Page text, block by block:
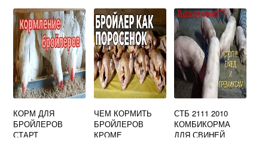
КОРМ ДЛЯ
БРОЙЛЕРОВ
СТАРТ
ЧЕМ КОРМИТЬ
БРОЙЛЕРОВ
КРОМЕ
СТБ 2111 2010
КОМБИКОРМА
ДЛЯ СВИНЕЙ